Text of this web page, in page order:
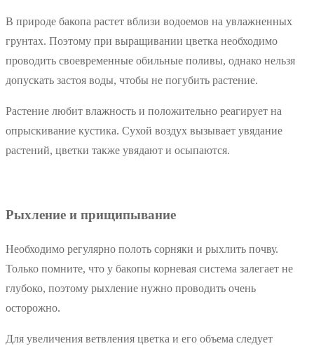
В природе бакопа растет вблизи водоемов на увлажненных
грунтах. Поэтому при выращивании цветка необходимо
проводить своевременные обильные поливы, однако нельзя
допускать застоя воды, чтобы не погубить растение.
Растение любит влажность и положительно реагирует на
опрыскивание кустика. Сухой воздух вызывает увядание
растений, цветки также увядают и осыпаются.
Рыхление и прищипывание
Необходимо регулярно полоть сорняки и рыхлить почву.
Только помните, что у бакопы корневая система залегает не
глубоко, поэтому рыхление нужно проводить очень
осторожно.
Для увеличения ветвления цветка и его объема следует